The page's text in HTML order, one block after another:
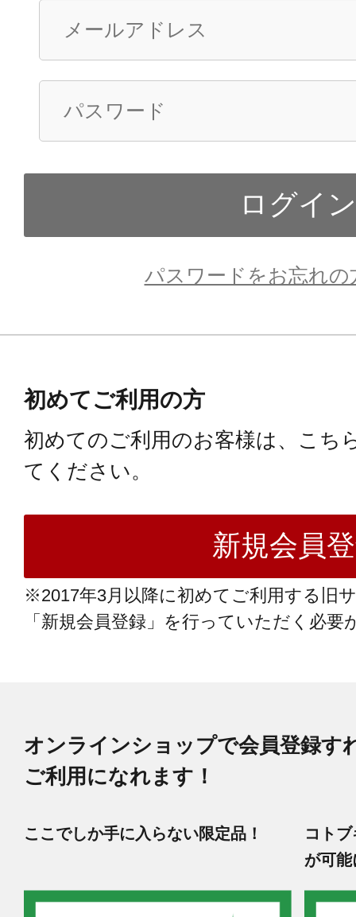
パスワードをお忘れの
初めてご利用の方
初めてのご利用のお客様は、こち
てください。
※2017年3月以降に初めてご利用する旧
「新規会員登録」を行っていただく必要
オンラインショップで会員登録す
ご利用になれます！
ここでしか手に入らない限定品！
コト
が可能